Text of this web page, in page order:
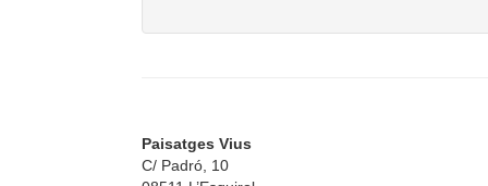
Paisatges Vius
C/ Padró, 10